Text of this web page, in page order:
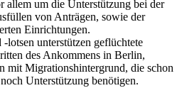
allem um die Unterstützung bei der
von Anträgen, sowie der
Einrichtungen.
lotsen unterstützen geflüchtete
des Ankommens in Berlin,
mit Migrationshintergrund, die schon
Unterstützung benötigen.